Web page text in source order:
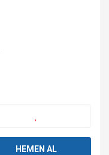
HEMEN AL